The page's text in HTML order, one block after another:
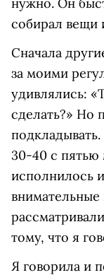
собирал вещи
Сначала
за моими
удивлялись:
сделать?» Но
30-40 с
исполнилось
внимательные
тому, что я
Я говорила и